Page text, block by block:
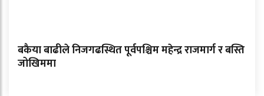
बकैया बाढीले निजगढस्थित पूर्वपश्चिम महेन्द्र राजमार्ग र बस्ति
जोखिममा